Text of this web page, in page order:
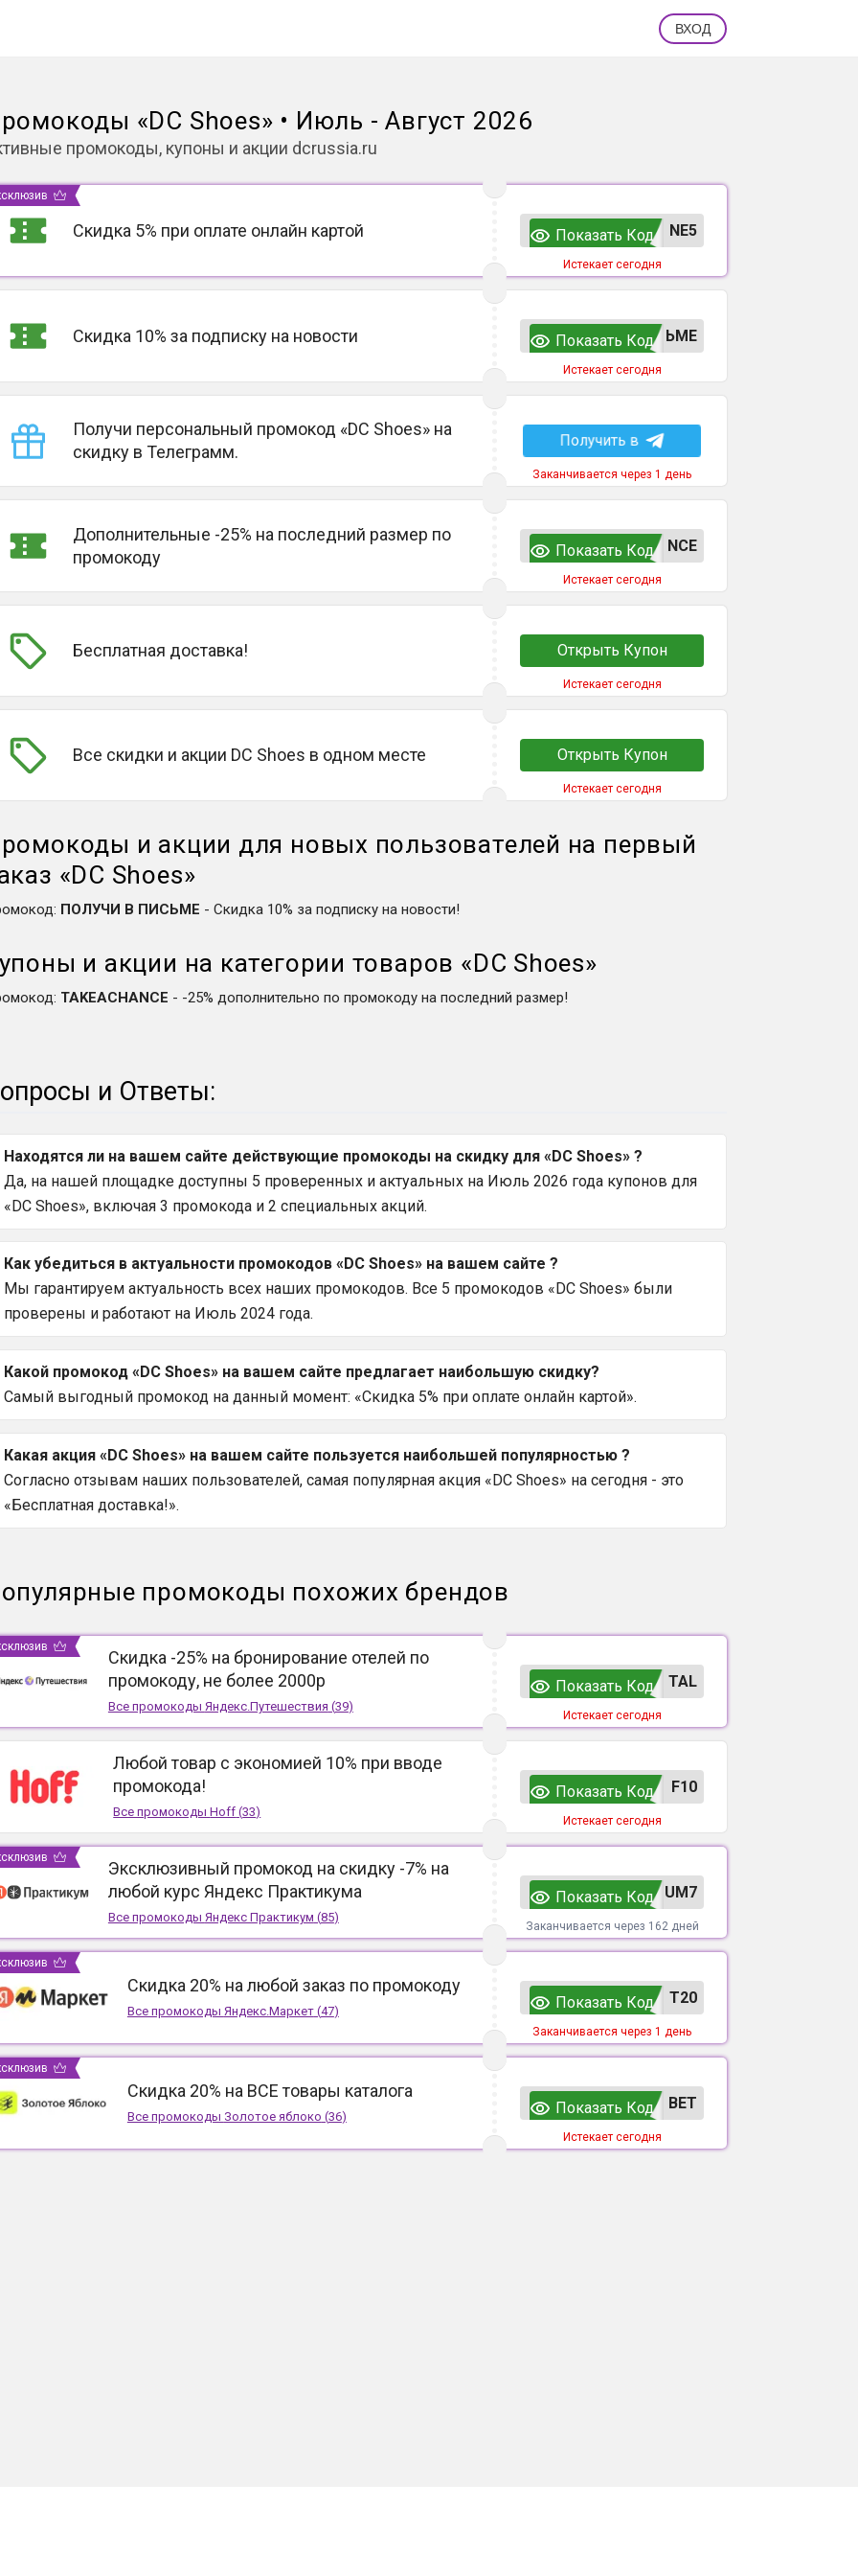
ВХОД
«DC Shoes» • Июль - Август 2026
промокоды, купоны и акции dcrussia.ru
Скидка 5% при оплате онлайн картой NE5
Показать Код
Истекает сегодня
Скидка 10% за подписку на новости ЬМЕ
Показать Код
Истекает сегодня
Получи персональный промокод «DC Shoes» на
скидку в Телеграмм.
Получить в
Заканчивается через 1 день
Дополнительные -25% на последний размер по
промокоду
NCE
Показать Код
Истекает сегодня
Бесплатная доставка! Открыть Купон
Истекает сегодня
Все скидки и акции DC Shoes в одном месте Открыть Купон
Истекает сегодня
и акции для новых пользователей на первый
«DC Shoes»
: ПОЛУЧИ В ПИСЬМЕ - Скидка 10% за подписку на новости!
и акции на категории товаров «DC Shoes»
: TAKEACHANCE - -25% дополнительно по промокоду на последний размер!
и Ответы:
Находятся ли на вашем сайте действующие промокоды на скидку для «DC Shoes» ?
Да, на нашей площадке доступны 5 проверенных и актуальных на Июль 2026 года купонов для
«DC Shoes», включая 3 промокода и 2 специальных акций.
Как убедиться в актуальности промокодов «DC Shoes» на вашем сайте ?
Мы гарантируем актуальность всех наших промокодов. Все 5 промокодов «DC Shoes» были
проверены и работают на Июль 2024 года.
Какой промокод «DC Shoes» на вашем сайте предлагает наибольшую скидку?
Самый выгодный промокод на данный момент: «Скидка 5% при оплате онлайн картой».
Какая акция «DC Shoes» на вашем сайте пользуется наибольшей популярностью ?
Согласно отзывам наших пользователей, самая популярная акция «DC Shoes» на сегодня - это
«Бесплатная доставка!».
промокоды похожих брендов
Скидка -25% на бронирование отелей по
промокоду, не более 2000р
Все промокоды Яндекс.Путешествия (39)
TAL
Показать Код
Истекает сегодня
Любой товар с экономией 10% при вводе
промокода!
Все промокодыHoff (33)
F10
Показать Код
Истекает сегодня
Эксклюзивный промокод на скидку -7% на
любой курс Яндекс Практикума
Все промокоды Яндекс Практикум (85)
UM7
Показать Код
Заканчивается через 162 дней
Скидка 20% на любой заказ по промокоду
Все промокоды Яндекс.Маркет(47)
T20
Показать Код
Заканчивается через 1 день
Скидка 20% на ВСЕ товары каталога
Все промокоды Золотое яблоко (36)
ВЕТ
Показать Код
Истекает сегодня